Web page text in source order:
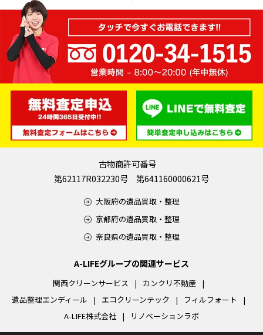
古物商許可番号
第62117R032230号 第641160000621号
大阪府の遺品買取・整理
京都府の遺品買取・整理
奈良県の遺品買取・整理
A-LIFEグループの関連サービス
関西クリーンサービス
カンクリ不動産
遺品整理エンディール
エコクリーンテック
フィルフォート
A-LIFE株式会社
リノベーションラボ